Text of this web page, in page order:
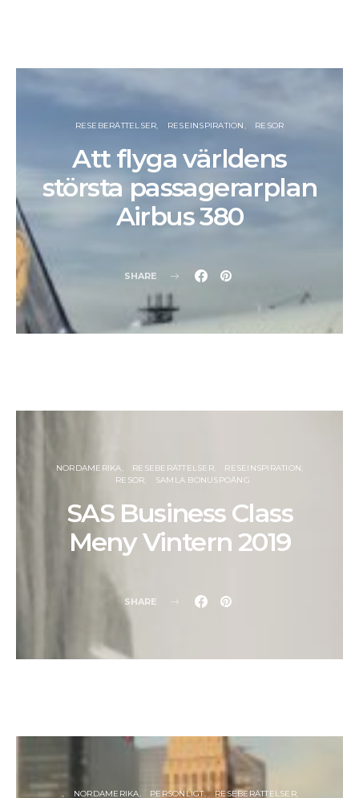
RESEBERÄTTELSER RESEINSPIRATION RESOR
Att flyga världens
största passagerarplan
Airbus 380
SHARE
NORDAMERIKA RESEBERÄTTELSER
RESEINSPIRATION
RESOR
SAMLA BONUSPOÄNG
SAS Business Class
Meny Vintern 2019
SHARE
. NORDAMERIKA PERSONLIGT RESEBERÄTTELSER